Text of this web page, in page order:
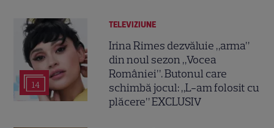
14
TELEVIZIUNE
Irina Rimes dezvăluie „arma”
din noul sezon „Vocea
României”. Butonul care
schimbă jocul: „L-am folosit cu
plăcere” EXCLUSIV